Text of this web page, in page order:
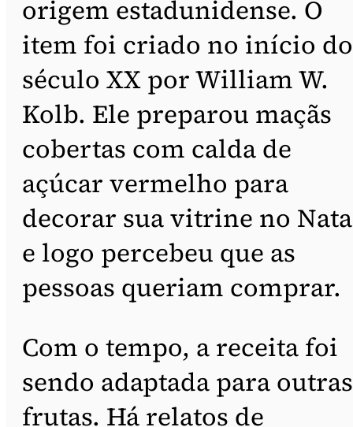
origem estadunidense. O
item foi criado no início do
século XX por William W.
Kolb. Ele preparou maçãs
cobertas com calda de
açúcar vermelho para
decorar sua vitrine no
e logo percebeu que as
pessoas queriam comprar.
Com o tempo, a receita foi
sendo adaptada para outras
frutas. Há relatos de